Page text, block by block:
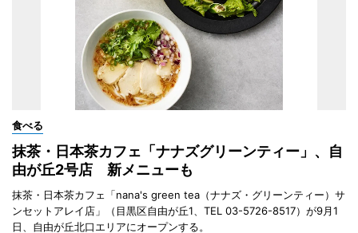
食べる
抹茶・日本茶カフェ「ナナズグリーンティー」、自
由が丘2号店 新メニューも
抹茶・日本茶カフェ「nana's green tea（ナナズ・グリーンティー）サ
ンセットアレイ店」（目黒区自由が丘1、TEL 03-5726-8517）が9月1
日、自由が丘北口エリアにオープンする。